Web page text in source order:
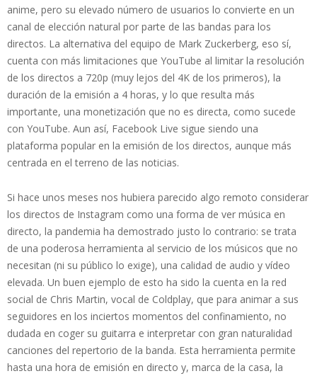
anime, pero su elevado número de usuarios lo convierte en un
canal de elección natural por parte de las bandas para los
directos. La alternativa del equipo de Mark Zuckerberg, eso sí,
cuenta con más limitaciones que YouTube al limitar la resolución
de los directos a 720p (muy lejos del 4K de los primeros), la
duración de la emisión a 4 horas, y lo que resulta más
importante, una monetización que no es directa, como sucede
con YouTube. Aun así, Facebook Live sigue siendo una
plataforma popular en la emisión de los directos, aunque más
centrada en el terreno de las noticias.
Si hace unos meses nos hubiera parecido algo remoto considerar
los directos de Instagram como una forma de ver música en
directo, la pandemia ha demostrado justo lo contrario: se trata
de una poderosa herramienta al servicio de los músicos que no
necesitan (ni su público lo exige), una calidad de audio y vídeo
elevada. Un buen ejemplo de esto ha sido la cuenta en la red
social de Chris Martin, vocal de Coldplay, que para animar a sus
seguidores en los inciertos momentos del confinamiento, no
dudada en coger su guitarra e interpretar con gran naturalidad
canciones del repertorio de la banda. Esta herramienta permite
hasta una hora de emisión en directo y, marca de la casa, la